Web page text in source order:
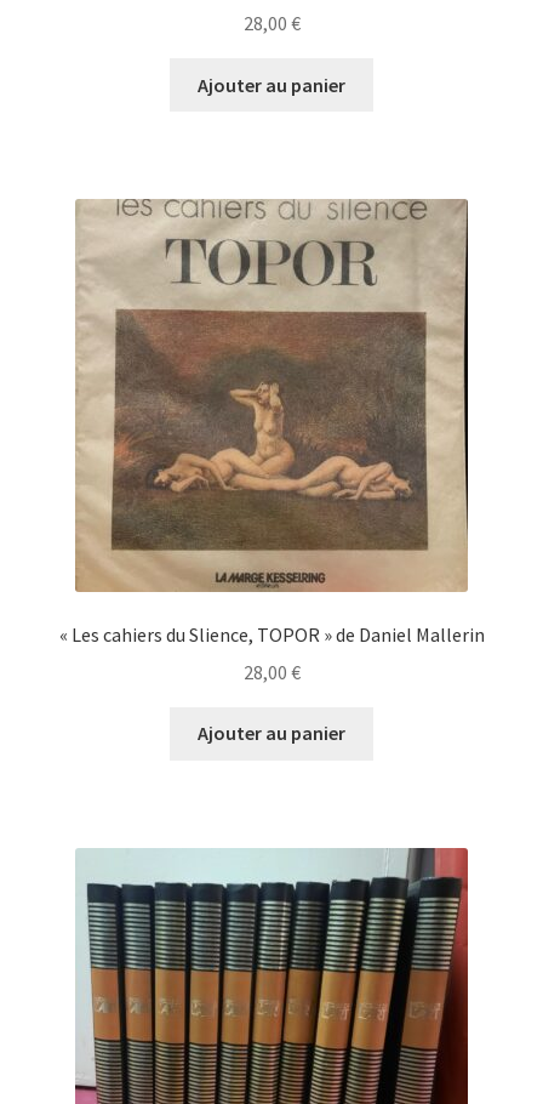
28,00 €
Ajouter au panier
« Les cahiers du Slience, TOPOR » de Daniel Mallerin
28,00 €
Ajouter au panier